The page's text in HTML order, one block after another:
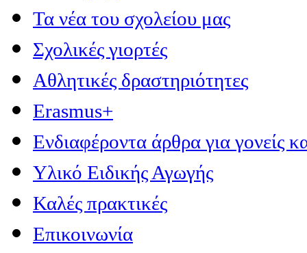
Τα νέα του σχολείου μας
Σχολικές γιορτές
Αθλητικές δραστηριότητες
Erasmus+
Ενδιαφέροντα άρθρα για γονείς
Υλικό Ειδικής Αγωγής
Καλές πρακτικές
Επικοινωνία